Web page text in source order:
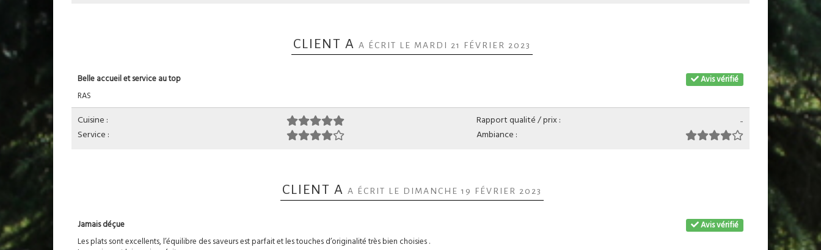
CLIENT A A ÉCRIT LE MARDI 21 FÉVRIER 2023
Avis vérifié
Belle accueil et service au top
RAS
Cuisine : -
Rapport qualité / prix :
Service :
Ambiance :
CLIENT A A ÉCRIT LE DIMANCHE 19 FÉVRIER 2023
Avis vérifié
Jamais déçue
Les plats sont excellents, l’équilibre des saveurs est parfait et les touches d’originalité très bien choisies .